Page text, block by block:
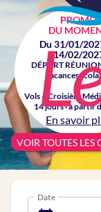
PROMO
DU
Du 31/01/
14/02/
DÉPART
vacances
Vols + Croisière
14 jours · à partir
En savoir
VOIR TOUTES LES
Date